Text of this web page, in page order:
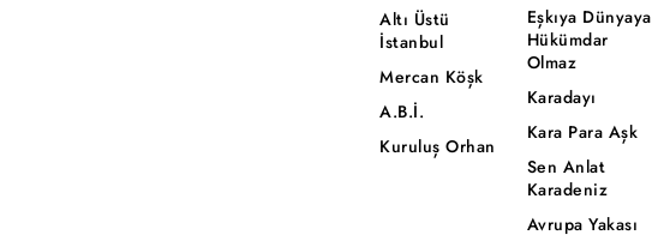
Altı Üstü
İstanbul
Mercan Köşk
A.B.İ.
Kuruluş Orhan
Eşkıya Dünyaya
Hükümdar
Olmaz
Karadayı
Kara Para Aşk
Sen Anlat
Karadeniz
Avrupa Yakası